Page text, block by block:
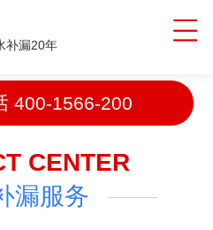
补漏20年
400-1566-200
CENTER
漏服务